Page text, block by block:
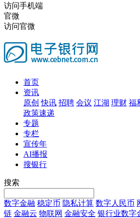
访问手机端
官微
访问官微
首页
资讯
原创 快讯 招聘 会议 江湖 理财 福
政策速递
专题
专栏
宣传年
AI播报
搜银行
搜索
数字金融 稳定币 隐私计算 数字人民币
链 金融云 物联网 金融安全 银行业数字